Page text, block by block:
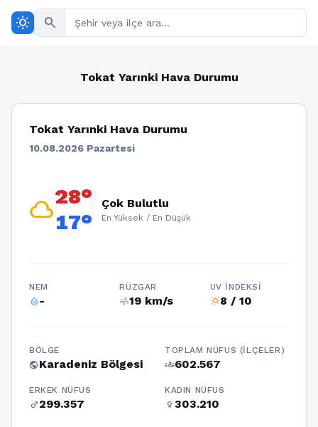
wb_sunny search
Tokat Yarınki Hava Durumu
Tokat Yarınki Hava Durumu
10.08.2026 Pazartesi
cloud28°
17°
Çok Bulutlu
En Yüksek / En Düşük
NEM
humidity_percentage-
RÜZGAR
air19 km/s
UV İNDEKSI
wb_sunny8 / 10
BÖLGE
publicKaradeniz Bölgesi
TOPLAM NÜFUS (İLÇELER)
groups602.567
ERKEK NÜFUS
male299.357
KADIN NÜFUS
female 303.210